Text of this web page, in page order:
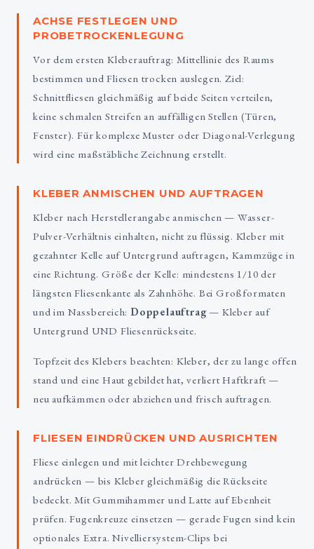
ACHSE FESTLEGEN UND
PROBETROCKENLEGUNG
Vor dem ersten Kleberauftrag: Mittellinie des Raums
bestimmen und Fliesen trocken auslegen. Ziel:
Schnittfliesen gleichmäßig auf beide Seiten verteilen,
keine schmalen Streifen an auffälligen Stellen (Türen,
Fenster). Für komplexe Muster oder Diagonal-Verlegung
wird eine maßstäbliche Zeichnung erstellt.
KLEBER ANMISCHEN UND AUFTRAGEN
Kleber nach Herstellerangabe anmischen — Wasser-
Pulver-Verhältnis einhalten, nicht zu flüssig. Kleber mit
gezahnter Kelle auf Untergrund auftragen, Kammzüge in
eine Richtung. Größe der Kelle: mindestens 1/10 der
längsten Fliesenkante als Zahnhöhe. Bei Großformaten
und im Nassbereich: Doppelauftrag— Kleber auf
Untergrund UND Fliesenrückseite.
Topfzeit des Klebers beachten: Kleber, der zu lange offen
stand und eine Haut gebildet hat, verliert Haftkraft —
neu aufkämmen oder abziehen und frisch auftragen.
FLIESEN EINDRÜCKEN UND AUSRICHTEN
Fliese einlegen und mit leichter Drehbewegung
andrücken — bis Kleber gleichmäßig die Rückseite
bedeckt. Mit Gummihammer und Latte auf Ebenheit
prüfen. Fugenkreuze einsetzen — gerade Fugen sind kein
optionales Extra. Nivelliersystem-Clips bei